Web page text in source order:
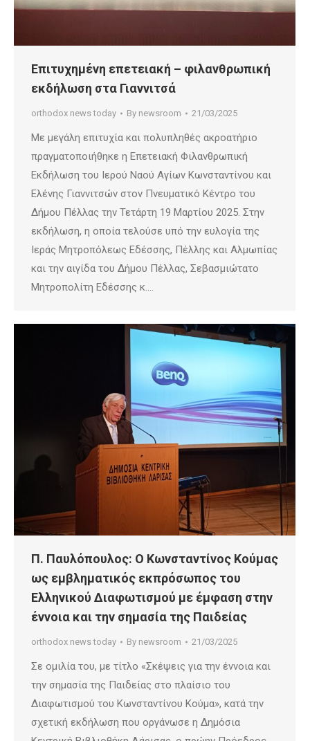
Επιτυχημένη επετειακή – φιλανθρωπική
εκδήλωση στα Γιαννιτσά
orthodox news today By newsroom 21/03/2025
Με μεγάλη επιτυχία και πολυπληθές ακροατήριο
πραγματοποιήθηκε η Επετειακή Φιλανθρωπική
Εκδήλωση του Ιερού Ναού Αγίων Κωνσταντίνου και
Ελένης Γιαννιτσών στον Πνευματικό Κέντρο του
Δήμου Πέλλας την Τετάρτη 19 Μαρτίου 2025. Στην
εκδήλωση, η οποία τελούσε υπό την ευλογία της
Ιεράς Μητροπόλεως Εδέσσης, Πέλλης και Αλμωπίας
και την αιγίδα του Δήμου Πέλλας, Σεβασμιώτατο
Μητροπολίτη Εδέσσης κ.…
Π. Παυλόπουλος: Ο Κωνσταντίνος Κούμας
ως εμβληματικός εκπρόσωπος του
Ελληνικού Διαφωτισμού με έμφαση στην
έννοια και την σημασία της Παιδείας
orthodox news today By newsroom 21/03/2025
Σε ομιλία του, με τίτλο «Σκέψεις για την έννοια και
την σημασία της Παιδείας στο πλαίσιο του
Διαφωτισμού του Κωνσταντίνου Κούμα», κατά την
σχετική εκδήλωση που οργάνωσε η Δημόσια